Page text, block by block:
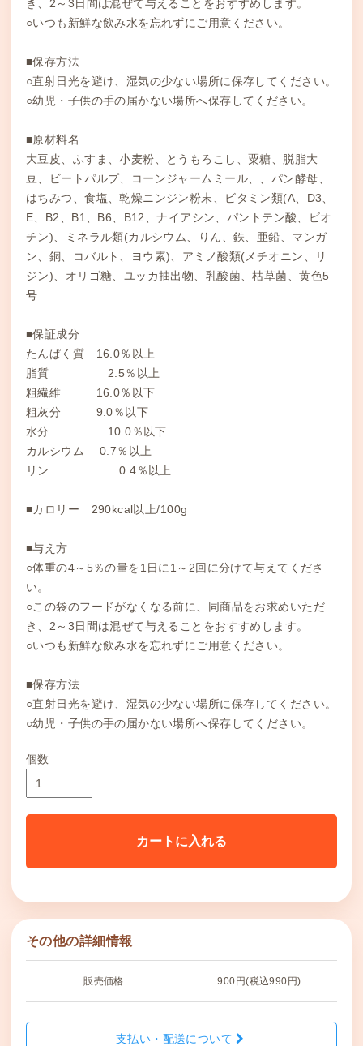
き、2～3日間は混ぜて与えることをおすすめします。
○いつも新鮮な飲み水を忘れずにご用意ください。
■保存方法
○直射日光を避け、湿気の少ない場所に保存してください。
○幼児・子供の手の届かない場所へ保存してください。
■原材料名
大豆皮、ふすま、小麦粉、とうもろこし、粟糖、脱脂大
豆、ビートパルプ、コーンジャームミール、、パン酵母、
はちみつ、食塩、乾燥ニンジン粉末、ビタミン類(A、D3、
E、B2、B1、B6、B12、ナイアシン、パントテン酸、ビオ
チン)、ミネラル類(カルシウム、りん、鉄、亜鉛、マンガ
ン、銅、コバルト、ヨウ素)、アミノ酸類(メチオニン、リ
ジン)、オリゴ糖、ユッカ抽出物、乳酸菌、枯草菌、黄色5
号
■保証成分
たんぱく質 16.0％以上
脂質 2.5％以上
粗繊維 16.0％以下
粗灰分 9.0％以下
水分 10.0％以下
カルシウム 0.7％以上
リン 0.4％以上
■カロリー 290kcal以上/100g
■与え方
○体重の4～5％の量を1日に1～2回に分けて与えてくださ
い。
○この袋のフードがなくなる前に、同商品をお求めいただ
き、2～3日間は混ぜて与えることをおすすめします。
○いつも新鮮な飲み水を忘れずにご用意ください。
■保存方法
○直射日光を避け、湿気の少ない場所に保存してください。
○幼児・子供の手の届かない場所へ保存してください。
個数
カートに入れる
その他の詳細情報
販売価格 900円(税込990円)
支払い・配送について